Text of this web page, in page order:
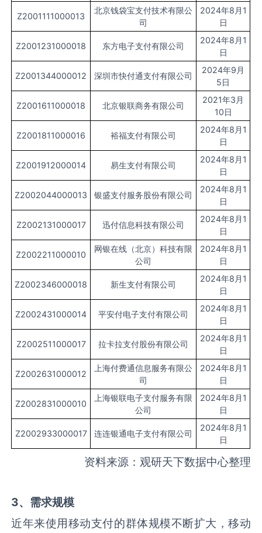
Z2001111000013
北京钱袋宝支付技术有限公
司
2024年8月1
日
Z2001231000018 东方电子支付有限公司
2024年8月1
日
Z2001344000012 深圳市快付通支付有限公司
2024年9月
5日
Z2001611000018 北京银联商务有限公司
2021年3月
10日
Z2001811000016 裕福支付有限公司
2024年8月1
日
Z2001912000014 易生支付有限公司
2024年8月1
日
Z2002044000013 银盛支付服务股份有限公司
2024年8月1
日
Z2002131000017 迅付信息科技有限公司
2024年8月1
日
Z2002211000010
网银在线（北京）科技有限
公司
2024年8月1
日
Z2002346000018 新生支付有限公司
2024年8月1
日
Z2002431000014 平安付电子支付有限公司
2024年8月1
日
Z2002511000017 拉卡拉支付股份有限公司
2024年8月1
日
Z2002631000012
上海付费通信息服务有限公
司
2024年8月1
日
Z2002831000010
上海银联电子支付服务有限
公司
2024年8月1
日
Z2002933000017 连连银通电子支付有限公司
2024年8月1
日
资料来源：观研天下数据中心整理
3、需求规模
近年来使用移动支付的群体规模不断扩大，移动